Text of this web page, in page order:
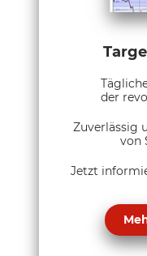
der
Zuverlässig
von
Jetzt